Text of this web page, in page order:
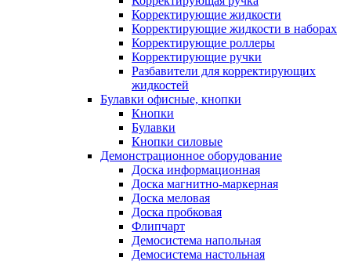
Корректирующие жидкости
Корректирующие жидкости в наборах
Корректирующие роллеры
Корректирующие ручки
Разбавители для корректирующих
жидкостей
Булавки офисные, кнопки
Кнопки
Булавки
Кнопки силовые
Демонстрационное оборудование
Доска информационная
Доска магнитно-маркерная
Доска меловая
Доска пробковая
Флипчарт
Демосистема напольная
Демосистема настольная